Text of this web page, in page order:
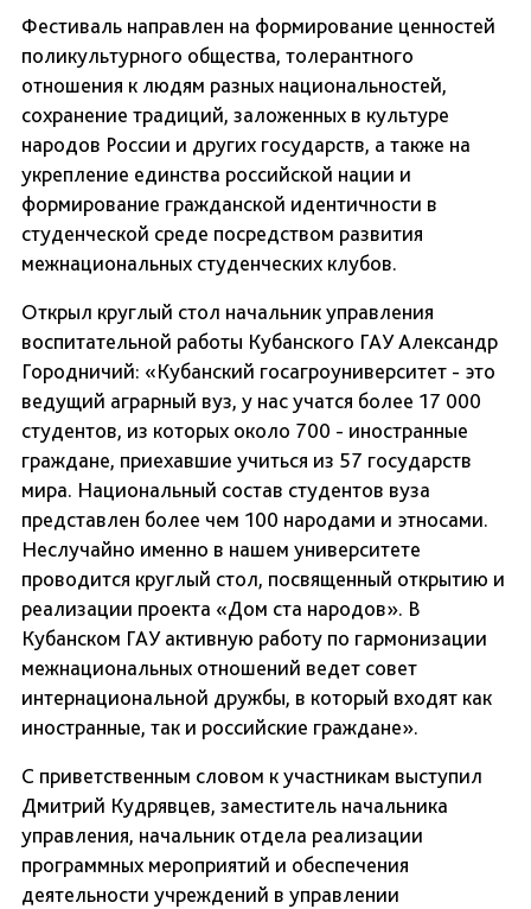
Фестиваль направлен на формирование ценностей
поликультурного общества, толерантного
отношения к людям разных национальностей,
сохранение традиций, заложенных в культуре
народов России и других государств, а также на
укрепление единства российской нации и
формирование гражданской идентичности в
студенческой среде посредством развития
межнациональных студенческих клубов.
Открыл круглый стол начальник управления
воспитательной работы Кубанского ГАУ Александр
Городничий: «Кубанский госагроуниверситет - это
ведущий аграрный вуз, у нас учатся более 17 000
студентов, из которых около 700 - иностранные
граждане, приехавшие учиться из 57 государств
мира. Национальный состав студентов вуза
представлен более чем 100 народами и этносами.
Неслучайно именно в нашем университете
проводится круглый стол, посвященный открытию и
реализации проекта «Дом ста народов». В
Кубанском ГАУ активную работу по гармонизации
межнациональных отношений ведет совет
интернациональной дружбы, в который входят как
иностранные, так и российские граждане».
С приветственным словом к участникам выступил
Дмитрий Кудрявцев, заместитель начальника
управления, начальник отдела реализации
программных мероприятий и обеспечения
деятельности учреждений в управлении